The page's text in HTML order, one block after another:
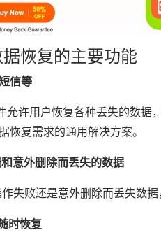
恢复的主要功能
信等
许用户恢复各种丢失的数据
恢复需求的通用解决方案。
意外删除而丢失的数据
失败还是意外删除而丢失数据
时恢复